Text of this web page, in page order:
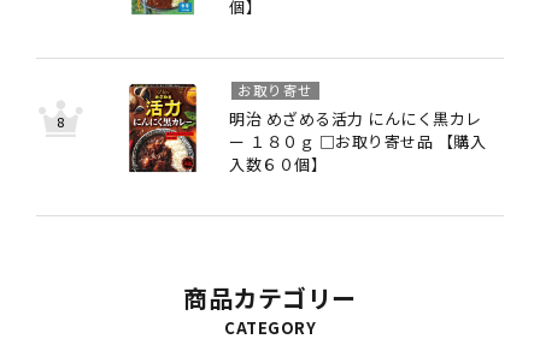
個】
明治 めざめる活力 にんにく黒カレ
ー １８０ｇ □お取り寄せ品 【購入
入数６０個】
お取り寄せ
商品カテゴリー
CATEGORY